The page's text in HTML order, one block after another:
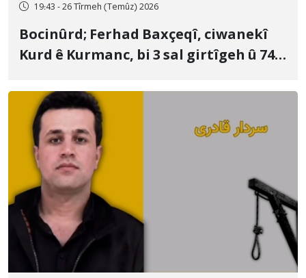
19:43 - 26 Tîrmeh (Temûz) 2026
Bocinûrd; Ferhad Baxçeqî, ciwanekî
Kurd ê Kurmanc, bi 3 sal girtîgeh û 74